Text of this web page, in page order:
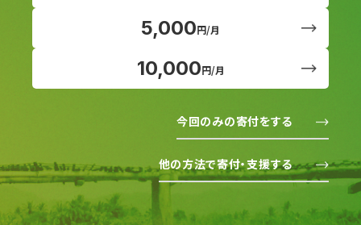
5,000円/月
10,000円/月
今回のみの寄付をする
他の方法で寄付・支援する